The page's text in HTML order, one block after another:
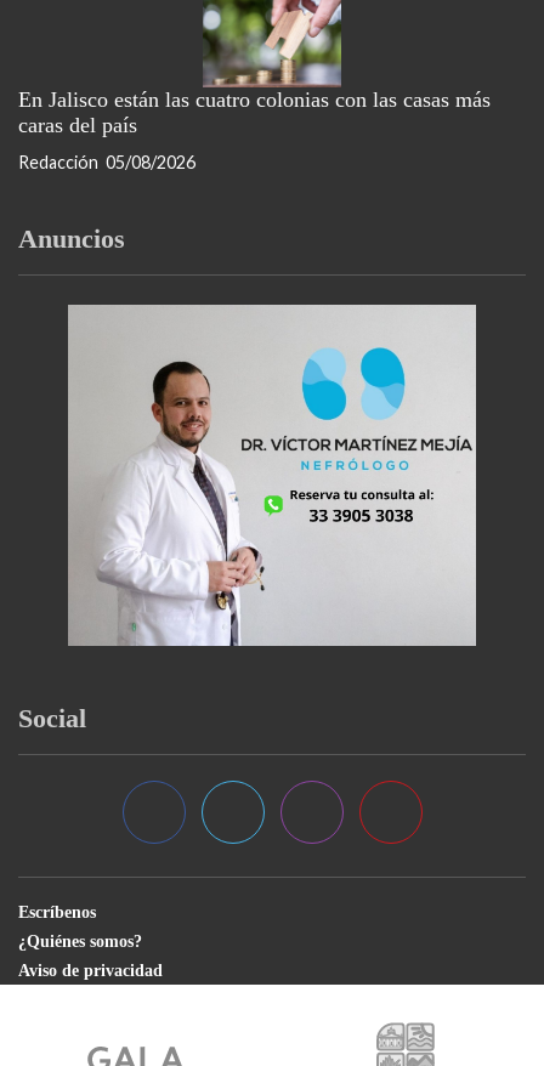
En Jalisco están las cuatro colonias con las casas más
caras del país
Redacción 05/08/2026
Anuncios
Social
Escríbenos
¿Quiénes somos?
Aviso de privacidad